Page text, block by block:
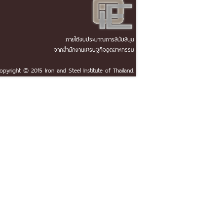
ภายใต้งบประมาณการสนับสนุน
จากสำนักงานเศรษฐกิจอุตสาหกรรม
© 2015 Iron and Steel Institute of Thailand.